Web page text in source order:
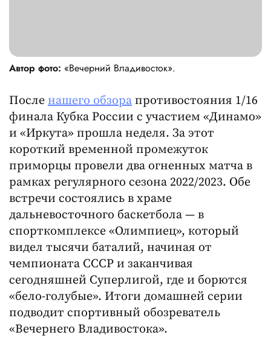
Автор фото: «Вечерний Владивосток».
После нашего обзора противостояния 1/16
финала Кубка России с участием «Динамо»
и «Иркута» прошла неделя. За этот
короткий временной промежуток
приморцы провели два огненных матча в
рамках регулярного сезона 2022/2023. Обе
встречи состоялись в храме
дальневосточного баскетбола — в
спорткомплексе «Олимпиец», который
видел тысячи баталий, начиная от
чемпионата СССР и заканчивая
сегодняшней Суперлигой, где и борются
«бело-голубые». Итоги домашней серии
подводит спортивный обозреватель
«Вечернего Владивостока».